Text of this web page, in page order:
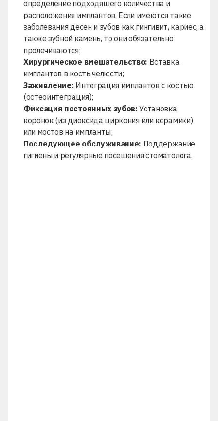
определение подходящего количества и
расположения имплантов. Если имеются такие
заболевания десен и зубов как гингивит, кариес, а
также зубной камень, то они обязательно
пролечиваются;
Хирургическое вмешательство: Вставка
имплантов в кость челюсти;
Заживление: Интеграция имплантов с костью
(остеоинтеграция);
Фиксация постоянных зубов: Установка
коронок (из диоксида циркония или керамики)
или мостов на импланты;
Последующее обслуживание: Поддержание
гигиены и регулярные посещения стоматолога.